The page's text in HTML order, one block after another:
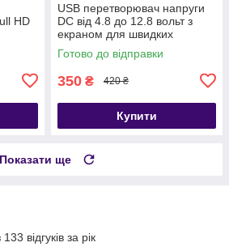
HD
USB перетворювач напруги
DC від 4.8 до 12.8 вольт з
екраном для швидких
зарядок стандарту QC 3.0
Готово до відправки
350 ₴ 420 ₴
Купити
Показати ще
відгуків за рік